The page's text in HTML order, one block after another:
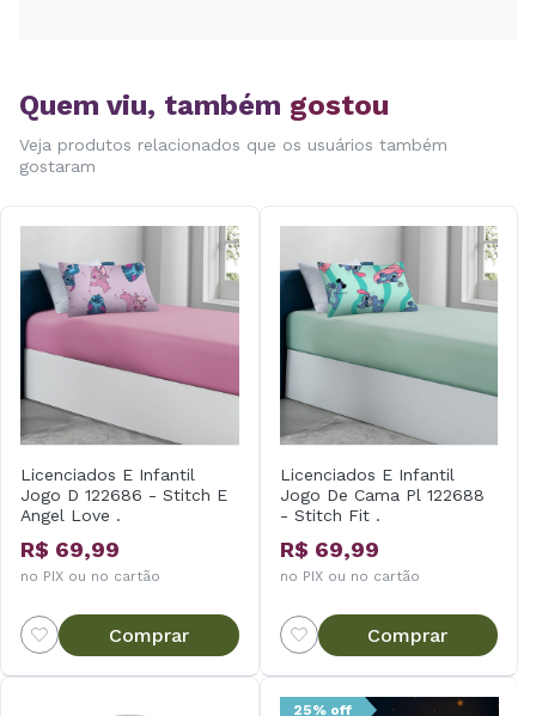
Quem viu, também gostou
Veja produtos relacionados que os usuários também
gostaram
Licenciados E Infantil
Jogo D 122686 - Stitch E
Angel Love .
R$ 69,99
no PIX ou no cartão
Comprar
Licenciados E Infantil
Jogo De Cama Pl 122688
- Stitch Fit .
R$ 69,99
no PIX ou no cartão
Comprar
25% off